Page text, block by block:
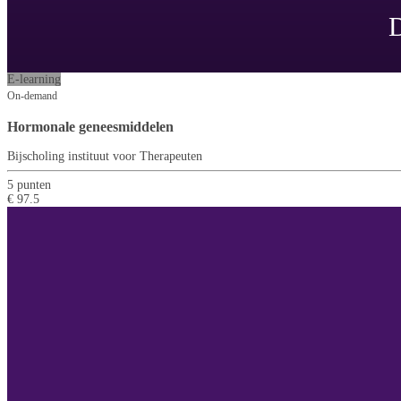
E-learning
On-demand
Hormonale geneesmiddelen
Bijscholing instituut voor Therapeuten
5 punten
€ 97.5